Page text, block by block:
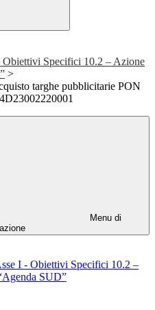
Specifici 10.2 – Azione
>
targhe pubblicitarie PON
Menu di
I - Obiettivi Specifici 10.2 –
SUD”